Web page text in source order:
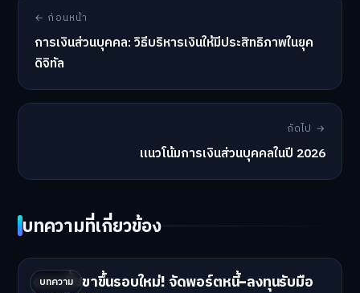
← ก่อนหน้า
การเงินส่วนบุคคล: วิธีบริหารเงินให้มีประสิทธิภาพในยุค
ดิจิทัล
ถัดไป →
แนวโน้มการเงินส่วนบุคคลในปี 2026
บทความที่เกี่ยวข้อง
บทความ
ดอกเบี้ยขาขึ้นรอบใหม่! จัดพอร์ตหนี้-ลงทุนรับมือ